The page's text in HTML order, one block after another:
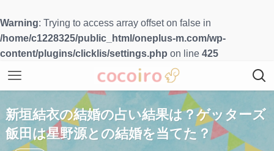
Warning: Trying to access array offset on false in
/home/c1228325/public_html/oneplus-m.com/wp-
content/plugins/clicklis/settings.php on line 425
新垣結衣の結婚の占い結果は？ゲッターズ
飯田は星野源との結婚を当てた？